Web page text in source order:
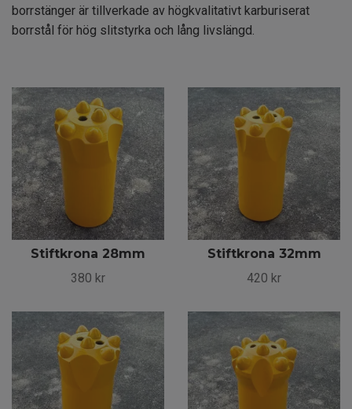
borrstänger är tillverkade av högkvalitativt karburiserat
borrstål för hög slitstyrka och lång livslängd.
Stiftkrona 28mm
380 kr
Stiftkrona 32mm
420 kr